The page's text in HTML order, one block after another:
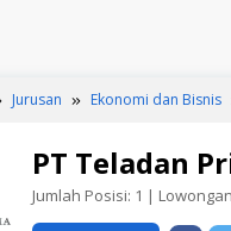
Jurusan Ekonomi dan Bisnis
PT Teladan
Jumlah Posisi: 1 |